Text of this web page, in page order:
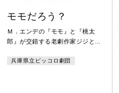
モモだろう？
Ｍ．エンデの『モモ』と『桃太
郎』が交錯する老劇作家ジジと女
兵庫県立ピッコロ劇団